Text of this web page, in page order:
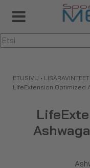
ETUSIVU • LISÄRAVINTEET
LifeExtension Optimized